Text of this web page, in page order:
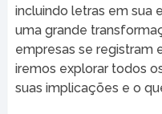
incluindo letras em sua
uma grande
empresas se registram
iremos explorar todos
suas implicações e o